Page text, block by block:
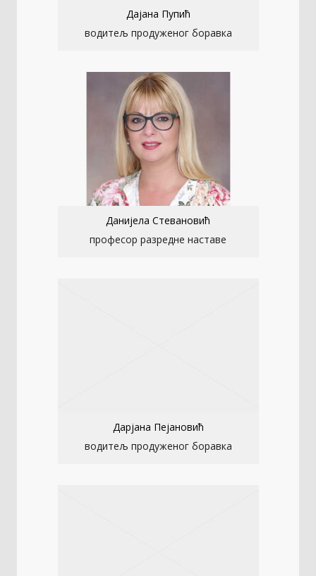
Дајана Пупић
водитељ продуженог боравка
Данијела Стевановић
професор разредне наставе
Дарјана Пејановић
водитељ продуженог боравка